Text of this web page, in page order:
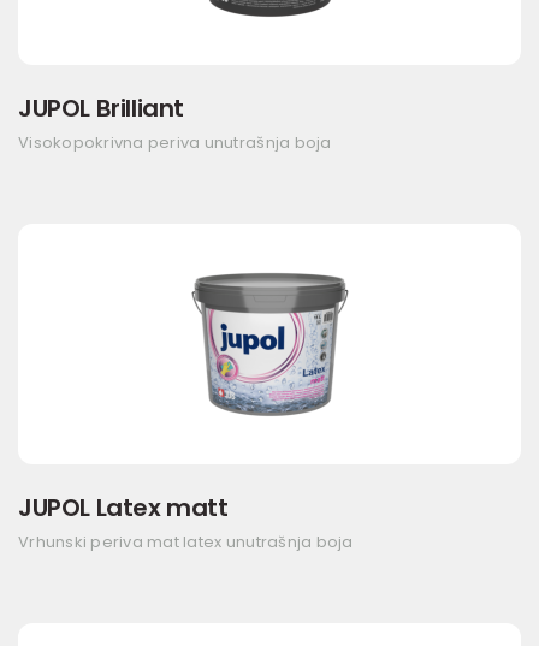
JUPOL Brilliant
Visokopokrivna periva unutrašnja boja
JUPOL Latex matt
Vrhunski periva mat latex unutrašnja boja